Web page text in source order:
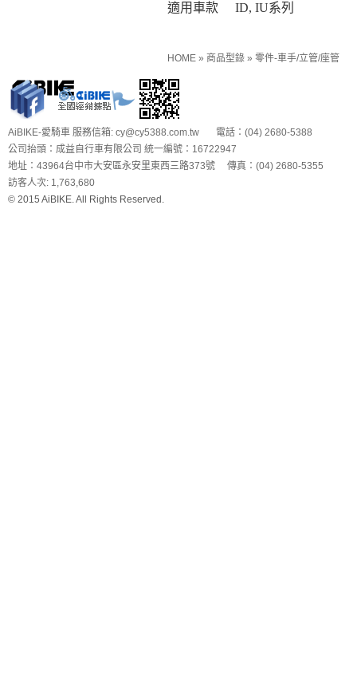
適用車款
ID, IU系列
HOME » 商品型錄 » 零件-車手/立管/座管
AiBIKE-愛騎車 服務信箱: cy@cy5388.com.tw 電話：(04) 2680-5388
公司抬頭：成益自行車有限公司 統一編號：16722947
地址：43964台中市大安區永安里東西三路373號 傳真：(04) 2680-5355
訪客人次: 1,763,680
© 2015 AiBIKE. All Rights Reserved.